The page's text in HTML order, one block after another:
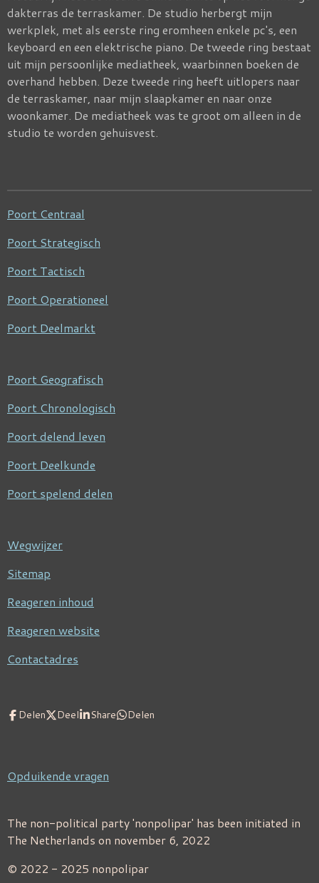
dakterras de terraskamer. De studio herbergt mijn
werkplek, met als eerste ring eromheen enkele pc's, een
keyboard en een elektrische piano. De tweede ring bestaat
uit mijn persoonlijke mediatheek, waarbinnen boeken de
overhand hebben. Deze tweede ring heeft uitlopers naar
de terraskamer, naar mijn slaapkamer en naar onze
woonkamer. De mediatheek was te groot om alleen in de
studio te worden gehuisvest.
Poort Centraal
Poort Strategisch
Poort Tactisch
Poort Operationeel
Poort Deelmarkt
Poort Geografisch
Poort Chronologisch
Poort delend leven
Poort Deelkunde
Poort spelend delen
Wegwijzer
Sitemap
Reageren inhoud
Reageren website
Contactadres
Delen Deel Share Delen
Opduikende vragen
The non-political party 'nonpolipar' has been initiated in
The Netherlands on november 6, 2022
© 2022 - 2025 nonpolipar